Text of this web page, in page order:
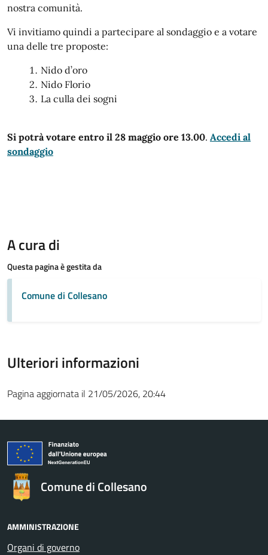
nostra comunità.
Vi invitiamo quindi a partecipare al sondaggio e a votare
una delle tre proposte:
Nido d’oro
Nido Florio
La culla dei sogni
Si potrà votare entro il 28 maggio ore 13.00. Accedi al
sondaggio
A cura di
Questa pagina è gestita da
Comune di Collesano
Ulteriori informazioni
Pagina aggiornata il 21/05/2026, 20:44
Comune di Collesano
AMMINISTRAZIONE
Organi di governo